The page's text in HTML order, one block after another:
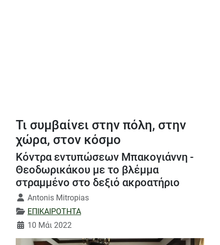
Τι συμβαίνει στην πόλη, στην
χώρα, στον κόσμο
Κόντρα εντυπώσεων Μπακογιάννη -
Θεοδωρικάκου με το βλέμμα
στραμμένο στο δεξιό ακροατήριο
Λεπτομέρειες
Antonis Mitropias
ΕΠΙΚΑΙΡΟΤΗΤΑ
10 Μάι 2022